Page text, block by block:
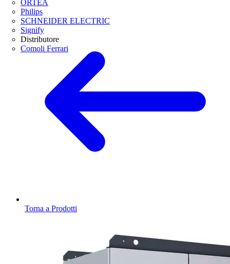
ORTEA
Philips
SCHNEIDER ELECTRIC
Signify
Distributore
Comoli Ferrari
Torna a Prodotti